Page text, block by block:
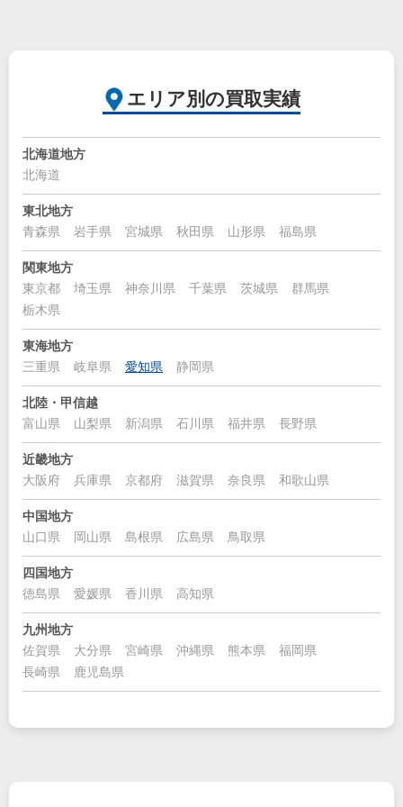
エリア別の買取実績
北海道地方
北海道
東北地方
青森県
岩手県 宮城県 秋田県 山形県 福島県
関東地方
東京都
埼玉県 神奈川県 千葉県 茨城県
群馬県
栃木県
東海地方
三重県
岐阜県 愛知県 静岡県
北陸・甲信越
富山県
山梨県 新潟県 石川県 福井県 長野県
近畿地方
大阪府
兵庫県 京都府 滋賀県 奈良県 和歌山県
中国地方
山口県
岡山県 島根県 広島県 鳥取県
四国地方
徳島県
愛媛県 香川県 高知県
九州地方
佐賀県
大分県 宮崎県 沖縄県 熊本県
福岡県
長崎県
鹿児島県